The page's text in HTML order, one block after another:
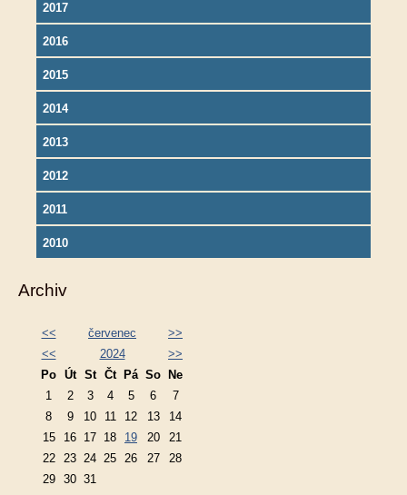
2017
2016
2015
2014
2013
2012
2011
2010
Archiv
<< červenec
>>
<<
2024
>>
Po Út St Čt Pá So
Ne
1
2 3 4 5 6
7
8
9 10 11 12 13
14
15
16 17 18 19 20
21
22
23 24 25 26 27
28
29
30 31